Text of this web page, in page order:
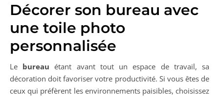
Décorer son bureau avec
une toile photo
personnalisée
Le bureauétant avant tout un espace de travail, sa
décoration doit favoriser votre productivité. Si vous êtes de
ceux qui préfèrent les environnements paisibles, choisissez